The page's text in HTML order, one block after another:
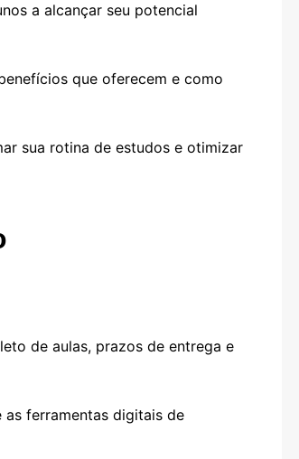
a alcançar seu potencial
que oferecem e como
sua rotina de estudos e otimizar
de aulas, prazos de entrega e
as ferramentas digitais de